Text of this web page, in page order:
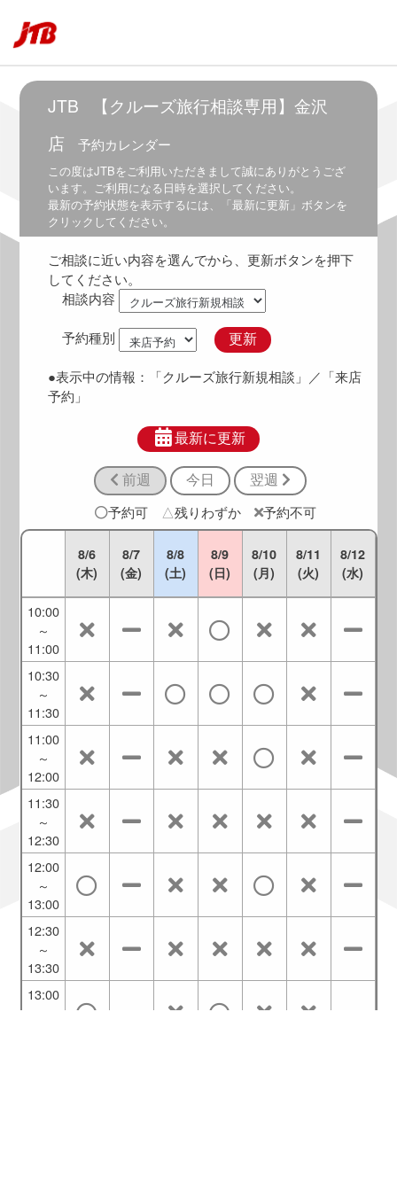
JTB
【クルーズ旅行相談専用】金沢
店 予約カレンダー
この度はJTBをご利用いただきまして誠にありがとうござ
います。ご利用になる日時を選択してください。
最新の予約状態を表示するには、「最新に更新」ボタンを
クリックしてください。
ご相談に近い内容を選んでから、更新ボタンを押下
してください。
相談内容
予約種別 更新
●表示中の情報： 「クルーズ旅行新規相談」 ／「来店
予約」
最新に更新
前週 今日 翌週
予約可 △残りわずか 予約不可
8/6
(木)
8/7
(金)
8/8
(土)
8/9
(日)
8/10
(月)
8/11
(火)
8/12
(水)
5:30
6:00
7:00
6:30
～
7:30
7:00
8:00
7:30
～
9:00
10:00
～
11:00
10:30
～
11:30
11:00
～
12:00
11:30
～
12:30
12:00
～
13:00
12:30
～
13:30
13:00